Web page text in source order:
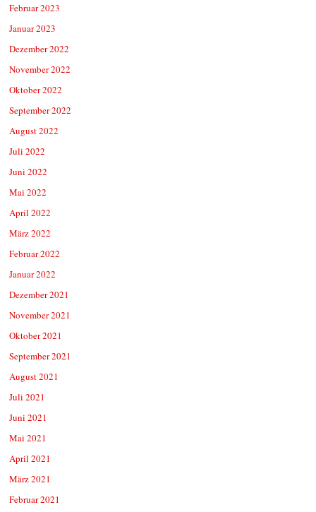
Februar 2023
Januar 2023
Dezember 2022
November 2022
Oktober 2022
September 2022
August 2022
Juli 2022
Juni 2022
Mai 2022
April 2022
März 2022
Februar 2022
Januar 2022
Dezember 2021
November 2021
Oktober 2021
September 2021
August 2021
Juli 2021
Juni 2021
Mai 2021
April 2021
März 2021
Februar 2021